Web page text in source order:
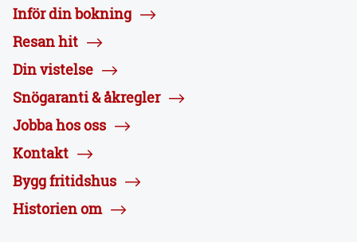
Inför din bokning
Resan hit
Din vistelse
Snögaranti & åkregler
Jobba hos oss
Kontakt
Bygg fritidshus
Historien om